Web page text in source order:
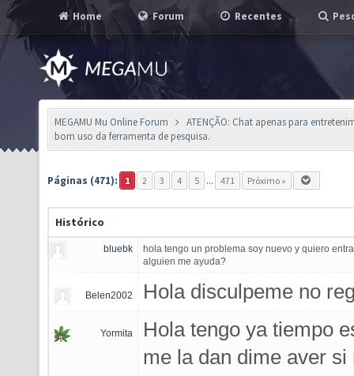
Home Forum Recentes
MEGAMU Mu Online Forum
ATENÇÃO: Chat apenas para
bom uso da ferramenta de pesquisa.
Páginas (471): 1 2 3 4 5 ... 471 Próximo »
Histórico
bluebk
hola tengo un problema soy nuevo y quiero
alguien me ayuda?
Belen2002 Hola disculpeme no
Yormita
Hola tengo ya tiempo
me la dan dime aver